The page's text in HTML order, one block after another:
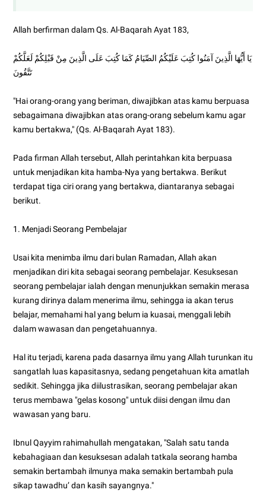
Allah berfirman dalam Qs. Al-Baqarah Ayat 183,
يَا أَيُّهَا الَّذِينَ آمَنُوا كُتِبَ عَلَيْكُمُ الصِّيَامُ كَمَا كُتِبَ عَلَى الَّذِينَ مِنْ قَبْلِكُمْ لَعَلَّكُمْ
تَتَّقُونَ
"Hai orang-orang yang beriman, diwajibkan atas kamu berpuasa
sebagaimana diwajibkan atas orang-orang sebelum kamu agar
kamu bertakwa," (Qs. Al-Baqarah Ayat 183).
Pada firman Allah tersebut, Allah perintahkan kita berpuasa
untuk menjadikan kita hamba-Nya yang bertakwa. Berikut
terdapat tiga ciri orang yang bertakwa, diantaranya sebagai
berikut.
1. Menjadi Seorang Pembelajar
Usai kita menimba ilmu dari bulan Ramadan, Allah akan
menjadikan diri kita sebagai seorang pembelajar. Kesuksesan
seorang pembelajar ialah dengan menunjukkan semakin merasa
kurang dirinya dalam menerima ilmu, sehingga ia akan terus
belajar, memahami hal yang belum ia kuasai, menggali lebih
dalam wawasan dan pengetahuannya.
Hal itu terjadi, karena pada dasarnya ilmu yang Allah turunkan itu
sangatlah luas kapasitasnya, sedang pengetahuan kita amatlah
sedikit. Sehingga jika diilustrasikan, seorang pembelajar akan
terus membawa "gelas kosong" untuk diisi dengan ilmu dan
wawasan yang baru.
Ibnul Qayyim rahimahullah mengatakan, "Salah satu tanda
kebahagiaan dan kesuksesan adalah tatkala seorang hamba
semakin bertambah ilmunya maka semakin bertambah pula
sikap tawadhu’ dan kasih sayangnya."